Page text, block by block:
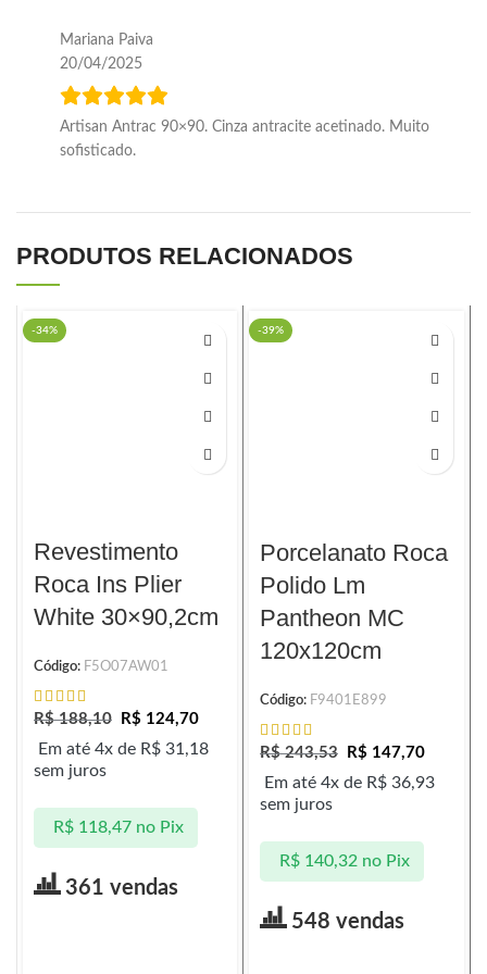
Mariana Paiva
20/04/2025
Artisan Antrac 90×90. Cinza antracite acetinado. Muito
sofisticado.
PRODUTOS RELACIONADOS
-34%
Revestimento
Roca Ins Plier
White 30×90,2cm
Código: F5O07AW01
R$188,10 R$ 124,70
Em até 4x de R$ 31,18
sem juros
R$118,47 no Pix
361 vendas
-39%
Porcelanato Roca
Polido Lm
Pantheon MC
120x120cm
Código: F9401E899
R$243,53 R$ 147,70
Em até 4x de R$ 36,93
sem juros
R$140,32 no Pix
548 vendas